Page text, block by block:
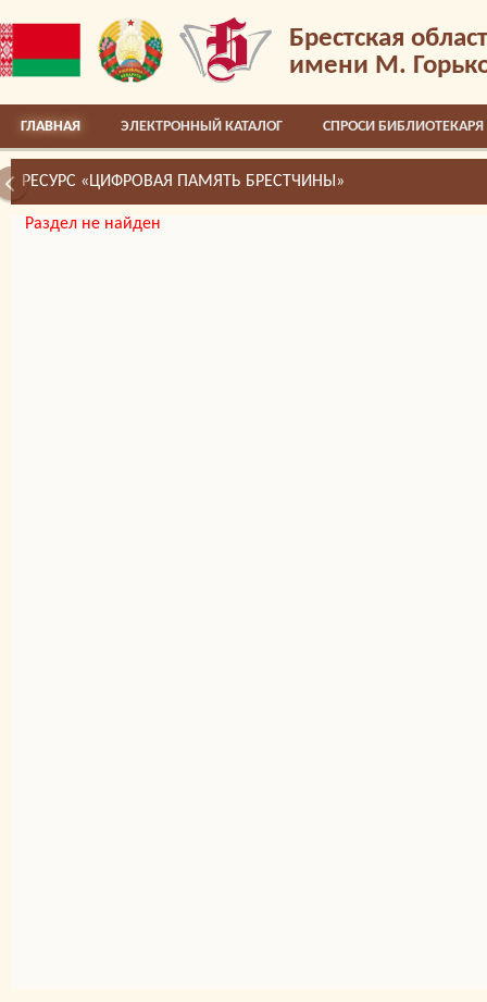
Брестская
имени М.
ГЛАВНАЯ ЭЛЕКТРОННЫЙ КАТАЛОГ СПРОСИ БИБЛИОТЕКАРЯ
РЕСУРС «ЦИФРОВАЯ ПАМЯТЬ БРЕСТЧИНЫ»
Раздел не найден